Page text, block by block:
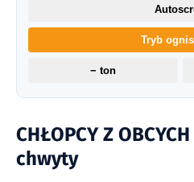
CHŁOPCY Z
chwyty
Tryb
− ton